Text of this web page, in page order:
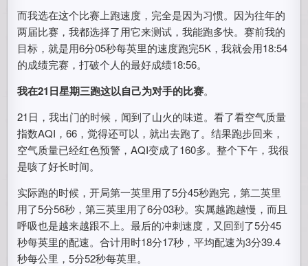
而我选在这个比赛上跑速度，完全是因为习惯。因为往年的
两届比赛，我都选择了用它来测试，我能跑多快。赛前我的
目标，就是用6分05秒每英里的速度跑完5K，我就会用18:54
的成绩完赛，打破个人的最好成绩18:56。
我在21日星期三跑这以自己为对手的比赛。
21日，我出门的时候，闻到了山火的味道。看了看空气质量
指数AQI，66，觉得还可以，就出去跑了。结果跑步回来，
空气质量已经红色预警，AQI变成了160多。整个下午，我很
是咳了好长时间。
实际跑的时候，开局第一英里用了5分45秒跑完，第二英里
用了5分56秒，第三英里用了6分03秒。实属越跑越慢，而且
呼吸也是越来越跟不上。最后的冲刺速度，又回到了5分45
秒每英里的配速。合计用时18分17秒，平均配速为3分39.4
秒每公里，5分52秒每英里。